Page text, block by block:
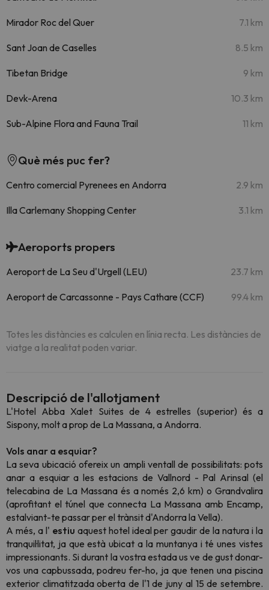
Mirador Roc del Quer 7.1 km
Sant Joan de Caselles 8.5 km
Tibetan Bridge 9 km
Devk-Arena 10.3 km
Sub-Alpine Flora and Fauna Trail 11 km
Què més puc fer?
Centro comercial Pyrenees en Andorra 2.9 km
Illa Carlemany Shopping Center 3.1 km
Aeroports propers
Aeroport de La Seu d'Urgell (LEU) 23.7 km
Aeroport de Carcassonne - Pays Cathare (CCF) 99.4 km
Totes les distàncies es calculen en línia recta. Les distàncies de
viatge a la realitat poden variar.
Descripció de l'allotjament
L'Hotel Abba Xalet Suites de 4 estrelles (superior) és a
Sispony, molt a prop de La Massana, a Andorra.
Vols anar a esquiar?
La seva ubicació ofereix un ampli ventall de possibilitats: pots
anar a esquiar a les estacions de Vallnord - Pal Arinsal (el
telecabina de La Massana és a només 2,6 km) o Grandvalira
(aprofitant el túnel que connecta La Massana amb Encamp,
estalviant-te passar per el trànsit d'Andorra la Vella).
A més, a l' estiu aquest hotel ideal per gaudir de la natura i la
tranquil·litat, ja que està ubicat a la muntanya i té unes vistes
impressionants. Si durant la vostra estada us ve de gust donar-
vos una capbussada, podreu fer-ho, ja que tenen una piscina
exterior climatitzada oberta de l'1 de juny al 15 de setembre.